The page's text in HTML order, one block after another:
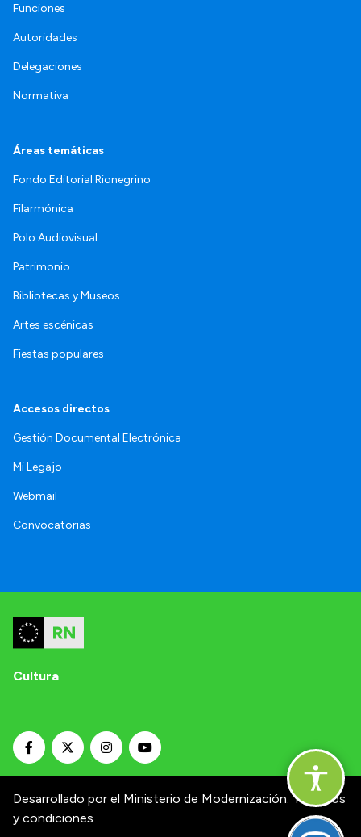
Funciones
Autoridades
Delegaciones
Normativa
Áreas temáticas
Fondo Editorial Rionegrino
Filarmónica
Polo Audiovisual
Patrimonio
Bibliotecas y Museos
Artes escénicas
Fiestas populares
Accesos directos
Gestión Documental Electrónica
Mi Legajo
Webmail
Convocatorias
Cultura
Desarrollado por el Ministerio de Modernización. Términos
y condiciones